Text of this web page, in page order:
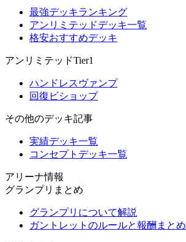
最強デッキランキング
アンリミテッドデッキ一覧
格安おすすめデッキ
アンリミテッドTier1
ハンドレスヴァンプ
回復ビショップ
その他のデッキ記事
実績デッキ一覧
コンセプトデッキ一覧
アリーナ情報
グランプリまとめ
グランプリについて解説
ガントレットのルールと報酬まとめ